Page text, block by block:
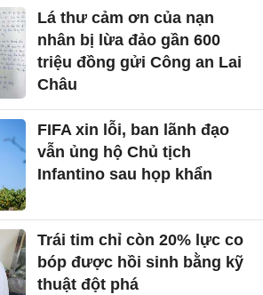
Lá thư cảm ơn của nạn
nhân bị lừa đảo gần 600
triệu đồng gửi Công an Lai
Châu
FIFA xin lỗi, ban lãnh đạo
vẫn ủng hộ Chủ tịch
Infantino sau họp khẩn
Trái tim chỉ còn 20% lực co
bóp được hồi sinh bằng kỹ
thuật đột phá